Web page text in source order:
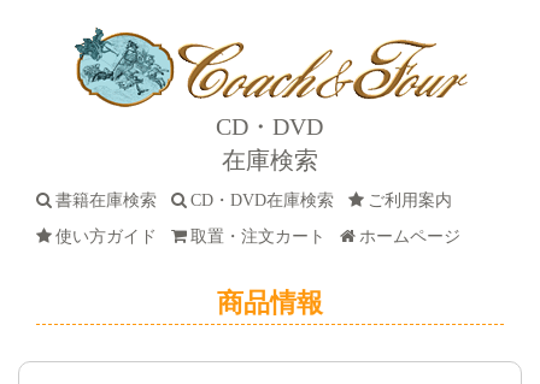
CD・DVD
在庫検索
書籍在庫検索 CD・DVD在庫検索
ご利用案内
使い方ガイド
取置・注文カート ホームページ
商品情報